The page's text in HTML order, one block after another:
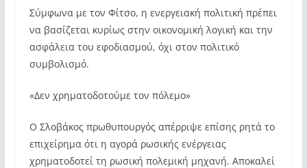
Σύμφωνα με τον Φίτσο, η ενεργειακή πολιτική πρέπει
να βασίζεται κυρίως στην οικονομική λογική και την
ασφάλεια του εφοδιασμού, όχι στον πολιτικό
συμβολισμό.
«Δεν χρηματοδοτούμε τον πόλεμο»
Ο Σλοβάκος πρωθυπουργός απέρριψε επίσης ρητά το
επιχείρημα ότι η αγορά ρωσικής ενέργειας
χρηματοδοτεί τη ρωσική πολεμική μηχανή. Αποκαλεί